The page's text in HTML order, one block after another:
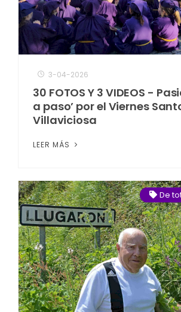
3-04-2026
30 FOTOS Y 3 VIDEOS -
a paso’ por el Viernes
Villaviciosa
LEER MÁS
De